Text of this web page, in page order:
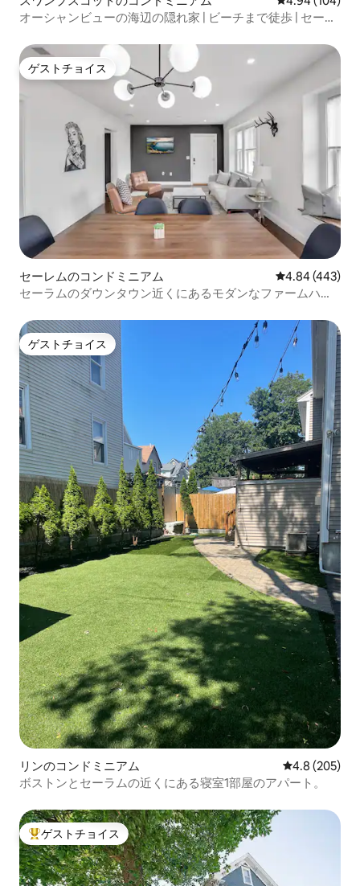
オーシャンビューの海辺の隠れ家 | ビーチまで徒歩 | セーラ
ゲストチョイス
ゲストチョイス
セーレムのコンドミニアム レビュー443
4.84 (443)
セーラムのダウンタウン近くにあるモダンなファームハウ
ゲストチョイス
ゲストチョイス
リンのコンドミニアム レビュー205
4.8 (205)
ボストンとセーラムの近くにある寝室1部屋のアパート。
大好評のゲストチョイスです。
ゲストチョイス